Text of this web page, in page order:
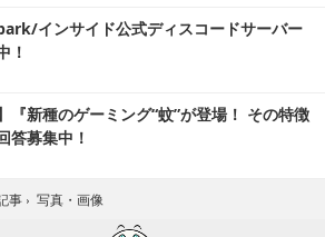
インサイド公式ディスコードサーバー
！
『新種のゲーミング“蚊”が登場！ その特徴
答募集中！
事 › 写真・画像